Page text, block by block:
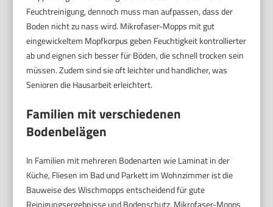
Feuchtreinigung, dennoch muss man aufpassen, dass der
Boden nicht zu nass wird. Mikrofaser-Mopps mit gut
eingewickeltem Mopfkorpus geben Feuchtigkeit kontrollierter
ab und eignen sich besser für Böden, die schnell trocken sein
müssen. Zudem sind sie oft leichter und handlicher, was
Senioren die Hausarbeit erleichtert.
Familien mit verschiedenen
Bodenbelägen
In Familien mit mehreren Bodenarten wie Laminat in der
Küche, Fliesen im Bad und Parkett im Wohnzimmer ist die
Bauweise des Wischmopps entscheidend für gute
Reinigungsergebnisse und Bodenschutz. Mikrofaser-Mopps